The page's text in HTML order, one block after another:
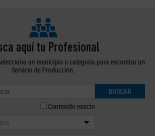
aquí tu Profesional
un municipio o categoría para encontrar un
Servicio de Producción.
BUSCAR
Contenido exacto